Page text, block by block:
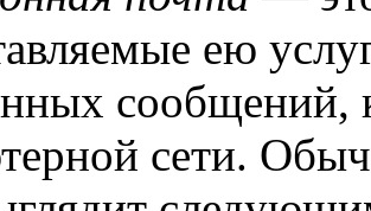
ею
сообщений,
сети.